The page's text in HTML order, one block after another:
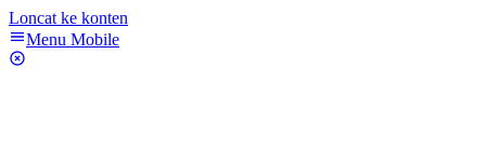
Loncat ke konten
Menu Mobile